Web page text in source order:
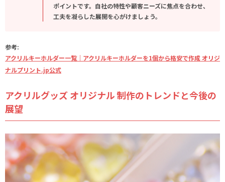
ポイントです。自社の特性や顧客ニーズに焦点を合わせ、
工夫を凝らした展開を心がけましょう。
参考:
アクリルキーホルダー一覧｜アクリルキーホルダーを1個から格安で作成 オリジ
ナルプリント.jp公式
アクリルグッズ オリジナル 制作のトレンドと今後の
展望